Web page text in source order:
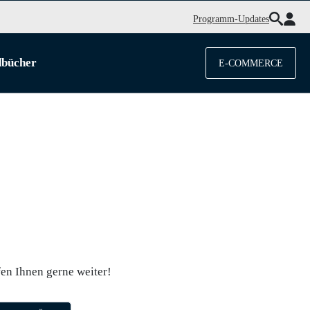
Programm-Updates
E-COMMERCE
Ihnen gerne weiter!